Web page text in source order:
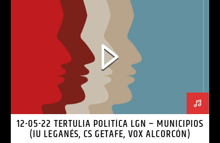
12-05-22 TERTULIA POLITÍCA LGN – MUNICIPIOS
(IU LEGANÉS, CS GETAFE, VOX ALCORCÓN)